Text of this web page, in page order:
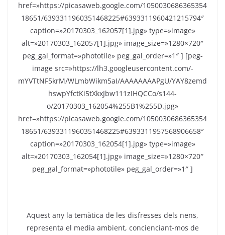
href=»https://picasaweb.google.com/1050030686365354
18651/6393311960351468225#6393311960421215794″
caption=»20170303_162057[1].jpg» type=»image»
alt=»20170303_162057[1].jpg» image_size=»1280×720″
peg_gal_format=»phototile» peg_gal_order=»1″ ] [peg-
image src=»https://lh3.googleusercontent.com/-
mYVTtNF5krM/WLmbWikm5aI/AAAAAAAAPgU/YAY8zemd
hswpYfctKi5tXkxJbw111zIHQCCo/s144-
o/20170303_162054%255B1%255D.jpg»
href=»https://picasaweb.google.com/1050030686365354
18651/6393311960351468225#6393311957568906658″
caption=»20170303_162054[1].jpg» type=»image»
alt=»20170303_162054[1].jpg» image_size=»1280×720″
peg_gal_format=»phototile» peg_gal_order=»1″ ]
Aquest any la temàtica de les disfresses dels nens,
representa el media ambient, concienciant-mos de